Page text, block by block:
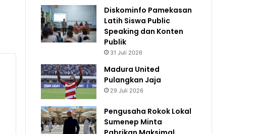
Diskominfo Pamekasan
Latih Siswa Public
Speaking dan Konten
Publik
31 Juli 2026
Madura United
Pulangkan Jaja
29 Juli 2026
Pengusaha Rokok Lokal
Sumenep Minta